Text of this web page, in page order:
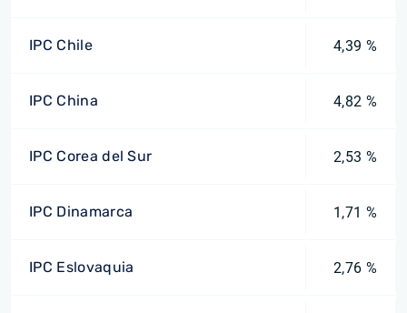
IPC Chile 4,39 %
IPC China 4,82 %
IPC Corea del Sur 2,53 %
IPC Dinamarca 1,71 %
IPC Eslovaquia 2,76 %